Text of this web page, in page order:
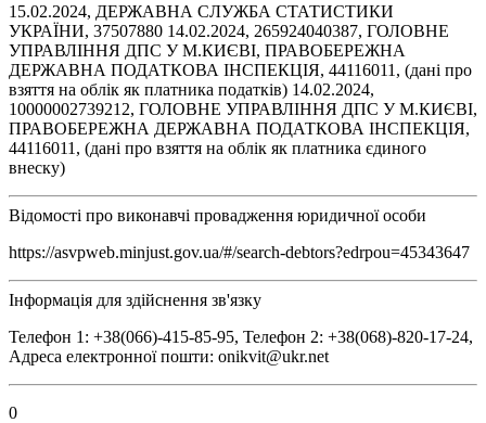
15.02.2024, ДЕРЖАВНА СЛУЖБА СТАТИСТИКИ
УКРАЇНИ, 37507880 14.02.2024, 265924040387, ГОЛОВНЕ
УПРАВЛІННЯ ДПС У М.КИЄВІ, ПРАВОБЕРЕЖНА
ДЕРЖАВНА ПОДАТКОВА ІНСПЕКЦІЯ, 44116011, (дані про
взяття на облік як платника податків) 14.02.2024,
10000002739212, ГОЛОВНЕ УПРАВЛІННЯ ДПС У М.КИЄВІ,
ПРАВОБЕРЕЖНА ДЕРЖАВНА ПОДАТКОВА ІНСПЕКЦІЯ,
44116011, (дані про взяття на облік як платника єдиного
внеску)
Відомості про виконавчі провадження юридичної особи
https://asvpweb.minjust.gov.ua/#/search-debtors?edrpou=45343647
Інформація для здійснення зв'язку
Телефон 1: +38(066)-415-85-95, Телефон 2: +38(068)-820-17-24,
Адреса електронної пошти: onikvit@ukr.net
0